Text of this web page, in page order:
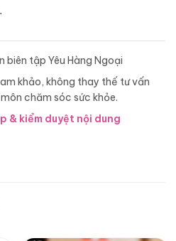
biên tập Yêu Hàng Ngoại
khảo, không thay thế tư vấn
chăm sóc sức khỏe.
& kiểm duyệt nội dung